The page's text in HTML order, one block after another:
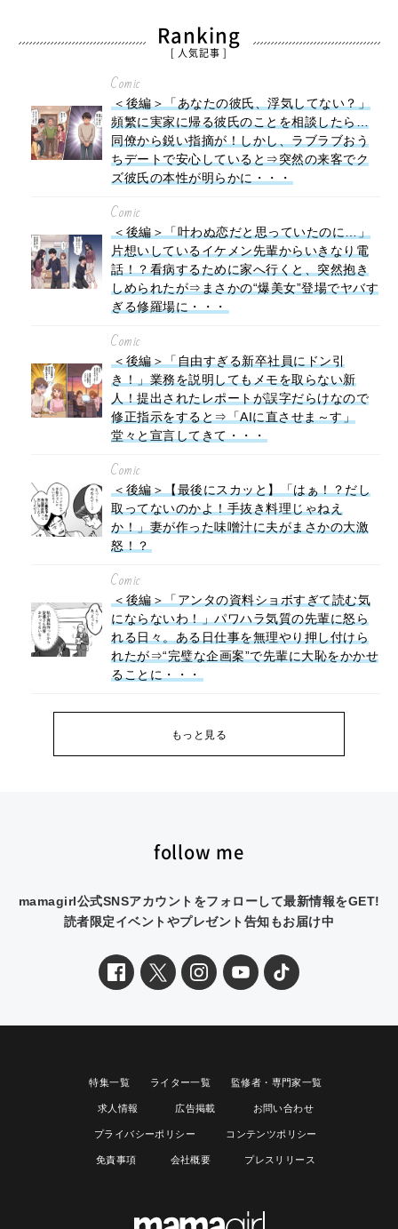
Ranking
[ 人気記事 ]
Comic
＜後編＞「あなたの彼氏、浮気してない？」
頻繁に実家に帰る彼氏のことを相談したら…
同僚から鋭い指摘が！しかし、ラブラブおう
ちデートで安心していると⇒突然の来客でク
ズ彼氏の本性が明らかに・・・
Comic
＜後編＞「叶わぬ恋だと思っていたのに…」
片想いしているイケメン先輩からいきなり電
話！？看病するために家へ行くと、突然抱き
しめられたが⇒まさかの“爆美女”登場でヤバす
ぎる修羅場に・・・
Comic
＜後編＞「自由すぎる新卒社員にドン引
き！」業務を説明してもメモを取らない新
人！提出されたレポートが誤字だらけなので
修正指示をすると⇒「AIに直させま～す」
堂々と宣言してきて・・・
Comic
＜後編＞【最後にスカッと】「はぁ！？だし
取ってないのかよ！手抜き料理じゃねえ
か！」妻が作った味噌汁に夫がまさかの大激
怒！？
Comic
＜後編＞「アンタの資料ショボすぎて読む気
にならないわ！」パワハラ気質の先輩に怒ら
れる日々。ある日仕事を無理やり押し付けら
れたが⇒“完璧な企画案”で先輩に大恥をかかせ
ることに・・・
もっと見る
follow me
mamagirl公式SNSアカウントをフォローして最新情報をGET!
読者限定イベントやプレゼント告知もお届け中
特集一覧 ライター一覧 監修者・専門家一覧
求人情報 広告掲載 お問い合わせ
プライバシーポリシー コンテンツポリシー
免責事項 会社概要 プレスリリース